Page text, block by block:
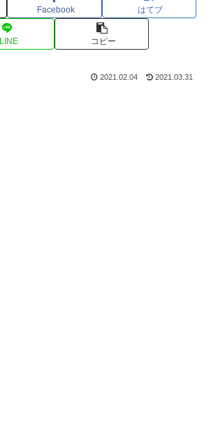
Facebook はてブ
LINE コピー
2021.02.04 2021.03.31